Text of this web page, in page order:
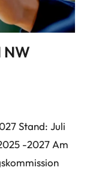
NW
Stand: Juli
-2027 Am